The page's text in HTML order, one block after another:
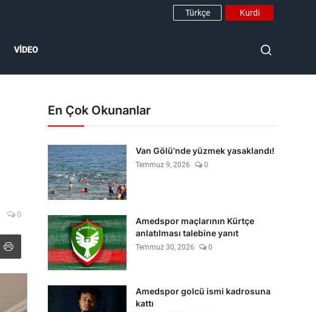
Türkçe Kurdi
VIDEO
0
En Çok Okunanlar
Van Gölü'nde yüzmek yasaklandı!
Temmuz 9, 2026 0
Amedspor maçlarının Kürtçe
anlatılması talebine yanıt
Temmuz 30, 2026 0
Amedspor golcü ismi kadrosuna
kattı